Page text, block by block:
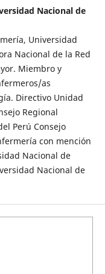
Nacional de
Universidad
Nacional de la Red
Miembro y
as
Directivo Unidad
Regional
Perú Consejo
con mención
Nacional de
Nacional de